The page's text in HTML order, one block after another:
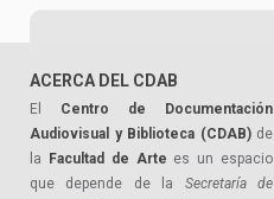
ACERCA DEL CDAB
El Centro de Documentación
Audiovisual y Biblioteca (CDAB)de
la
Facultad de Arte es un espacio
que depende de la Secretaría de